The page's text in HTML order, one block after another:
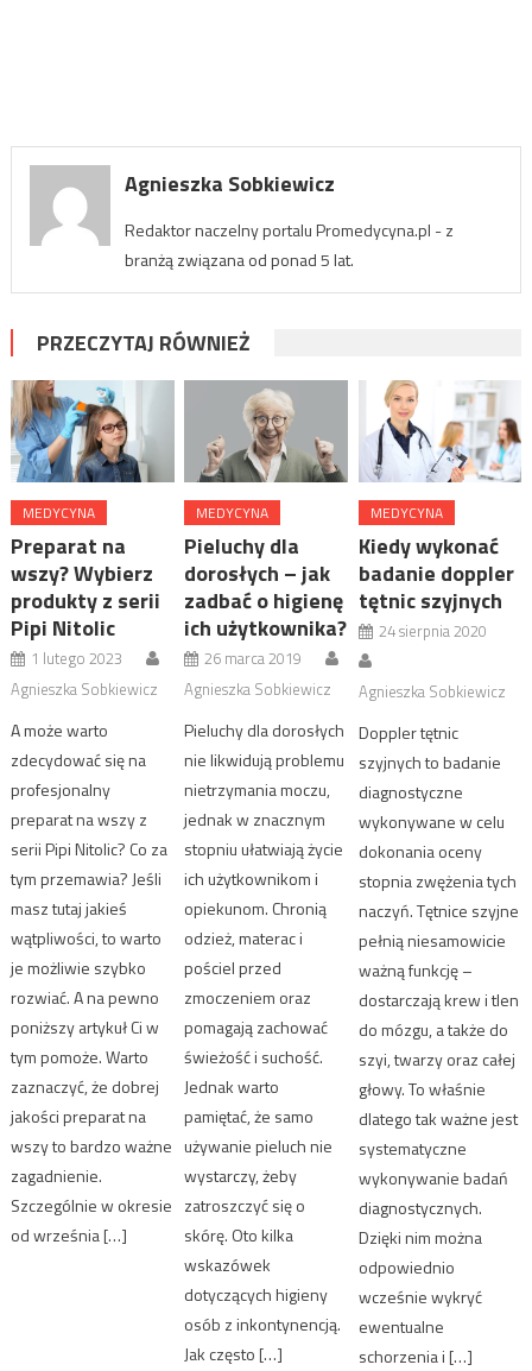
Agnieszka Sobkiewicz
Redaktor naczelny portalu Promedycyna.pl - z
branżą związana od ponad 5 lat.
PRZECZYTAJ RÓWNIEŻ
MEDYCYNA
Preparat na
wszy? Wybierz
produkty z serii
Pipi Nitolic
1 lutego 2023
Agnieszka Sobkiewicz
A może warto
zdecydować się na
profesjonalny
preparat na wszy z
serii Pipi Nitolic? Co za
tym przemawia? Jeśli
masz tutaj jakieś
wątpliwości, to warto
je możliwie szybko
rozwiać. A na pewno
poniższy artykuł Ci w
tym pomoże. Warto
zaznaczyć, że dobrej
jakości preparat na
wszy to bardzo ważne
zagadnienie.
Szczególnie w okresie
od września […]
MEDYCYNA
Pieluchy dla
dorosłych – jak
zadbać o higienę
ich użytkownika?
26 marca 2019
Agnieszka Sobkiewicz
Pieluchy dla dorosłych
nie likwidują problemu
nietrzymania moczu,
jednak w znacznym
stopniu ułatwiają życie
ich użytkownikom i
opiekunom. Chronią
odzież, materac i
pościel przed
zmoczeniem oraz
pomagają zachować
świeżość i suchość.
Jednak warto
pamiętać, że samo
używanie pieluch nie
wystarczy, żeby
zatroszczyć się o
skórę. Oto kilka
wskazówek
dotyczących higieny
osób z inkontynencją.
Jak często […]
MEDYCYNA
Kiedy wykonać
badanie doppler
tętnic szyjnych
24 sierpnia 2020
Agnieszka Sobkiewicz
Doppler tętnic
szyjnych to badanie
diagnostyczne
wykonywane w celu
dokonania oceny
stopnia zwężenia tych
naczyń. Tętnice szyjne
pełnią niesamowicie
ważną funkcję –
dostarczają krew i tlen
do mózgu, a także do
szyi, twarzy oraz całej
głowy. To właśnie
dlatego tak ważne jest
systematyczne
wykonywanie badań
diagnostycznych.
Dzięki nim można
odpowiednio
wcześnie wykryć
ewentualne
schorzenia i […]